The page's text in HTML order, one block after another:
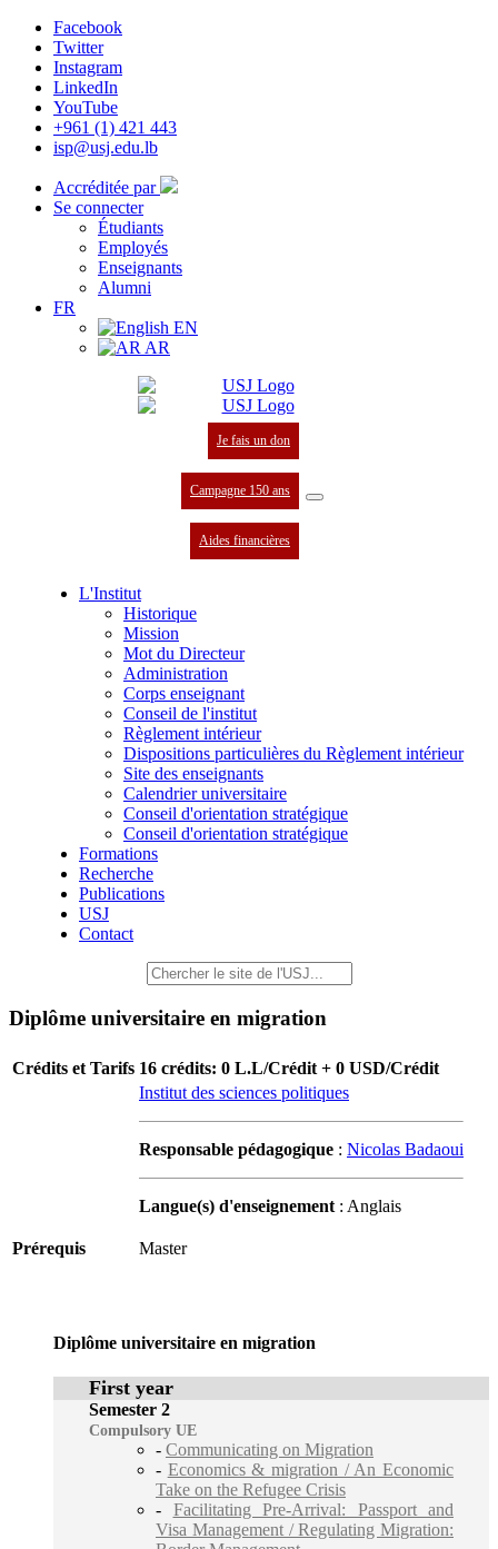
Facebook
Twitter
Instagram
LinkedIn
YouTube
+961 (1) 421 443
isp@usj.edu.lb
Accréditée par
Se connecter
Étudiants
Employés
Enseignants
Alumni
FR
EN
AR
Je fais un don
Campagne 150 ans
Aides financières
L'Institut
Historique
Mission
Mot du Directeur
Administration
Corps enseignant
Conseil de l'institut
Règlement intérieur
Dispositions particulières du Règlement intérieur
Site des enseignants
Calendrier universitaire
Conseil d'orientation stratégique
Conseil d'orientation stratégique
Formations
Recherche
Publications
USJ
Contact
Diplôme universitaire en migration
Crédits et Tarifs 16 crédits: 0 L.L/Crédit + 0 USD/Crédit
Institut des sciences politiques
Responsable pédagogique : Nicolas Badaoui
Langue(s) d'enseignement: Anglais
Prérequis Master
Diplôme universitaire en migration
First year
Semester 2
Compulsory UE
- Communicating on Migration
- Economics & migration / An Economic
Take on the Refugee Crisis
- Facilitating Pre-Arrival: Passport and
Visa Management / Regulating Migration: